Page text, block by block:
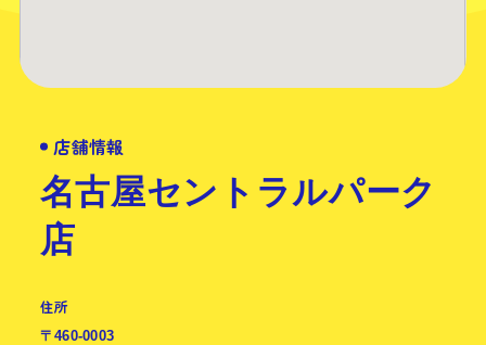
店舗情報
名古屋セントラルパーク
店
住所
〒460-0003